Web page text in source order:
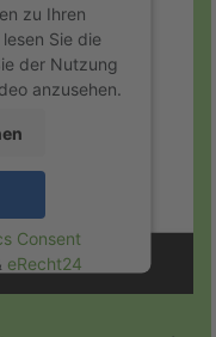
zu Ihren
Sie die
der Nutzung
anzusehen.
Consent
eRecht24